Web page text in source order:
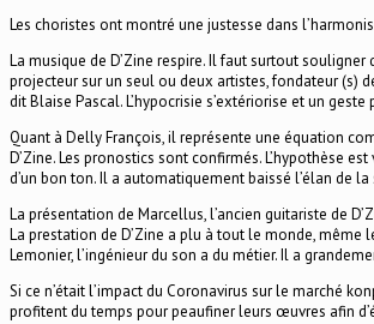
Les choristes ont montré une justesse dans
La musique de D’Zine respire. Il faut surtout
projecteur sur un seul ou deux artistes, fondateur (s)
dit Blaise Pascal. L’hypocrisie s’extériorise et un
Quant à Delly François, il représente une équation
D’Zine. Les pronostics sont confirmés. L’hypothèse
d’un bon ton. Il a automatiquement baissé l’élan de
La présentation de Marcellus, l’ancien guitariste de
La prestation de D’Zine a plu à tout le monde,
Lemonier, l’ingénieur du son a du métier. Il a
Si ce n’était l’impact du Coronavirus sur le marché
profitent du temps pour peaufiner leurs œuvres afin